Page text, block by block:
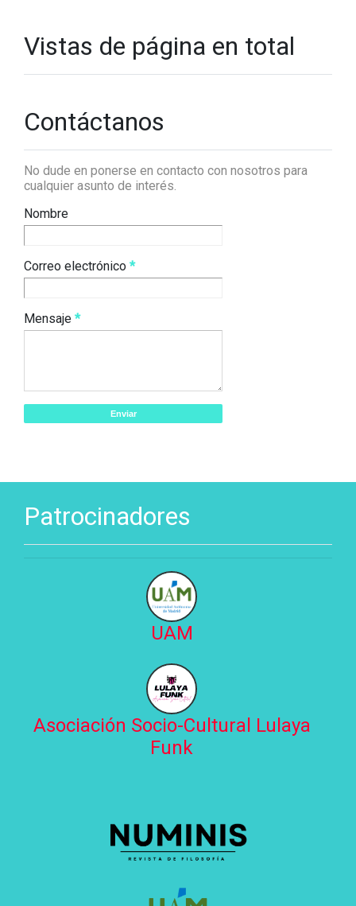
Vistas de página en total
Contáctanos
No dude en ponerse en contacto con nosotros para
cualquier asunto de interés.
Nombre
Correo electrónico *
Mensaje *
Patrocinadores
UAM
Asociación Socio-Cultural Lulaya
Funk